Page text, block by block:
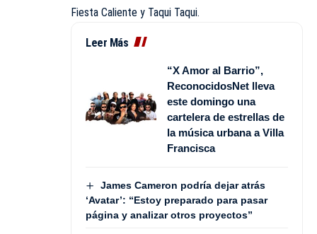
Fiesta Caliente y Taqui Taqui.
Leer Más
“X Amor al Barrio”,
ReconocidosNet lleva
este domingo una
cartelera de estrellas de
la música urbana a Villa
Francisca
James Cameron podría dejar atrás
‘Avatar’: “Estoy preparado para pasar
página y analizar otros proyectos”